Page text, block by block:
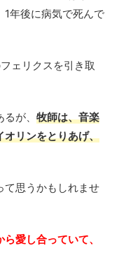
1年後に病気で死んで
ェリクスを引き取
が、 牧師は、音楽
オリンをとりあげ、
て思うかもしれませ
愛し合っていて、